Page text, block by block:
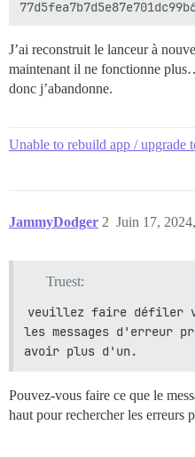
J’ai reconstruit le lanceur à
maintenant il ne fonctionne
donc j’abandonne.
Unable to rebuild app / upgrade
JammyDodger Juin 17,
2
Truest:
veuillez faire défiler
les messages d'erreur
avoir plus d'un.
Pouvez-vous faire ce que le
haut pour rechercher les erreurs